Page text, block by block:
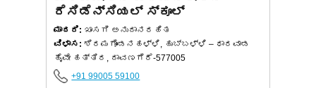
ರೆಸಿಡೆನ್ಸಿಯಲ್ ಸ್ಕೂಲ್
ಮಾದರಿ: ಖಾಸಗಿ ಅನುದಾನರಹಿತ
ವಿಳಾಸ: ಶಿರಮಗೊಂಡನಹಳ್ಳಿ, ಹುಬ್ಬಳ್ಳಿ – ಧಾರವಾಡ
ಹೈವೇ ಹತ್ತಿರ, ದಾವಣಗೆರೆ-577005
+91 99005 59100